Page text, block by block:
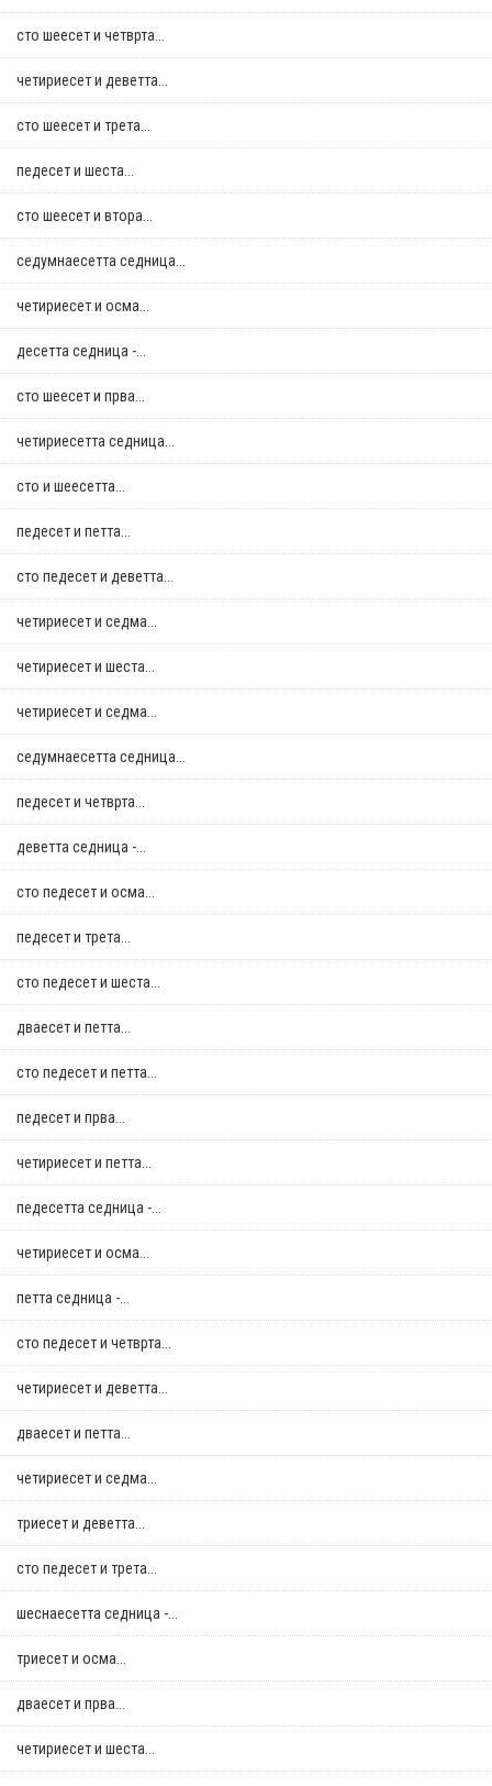
сто шеесет и четврта...
четириесет и деветта...
сто шеесет и трета...
педесет и шеста...
сто шеесет и втора...
седумнаесетта седница...
четириесет и осма...
десетта седница -...
сто шеесет и прва...
четириесетта седница...
сто и шеесетта...
педесет и петта...
сто педесет и деветта...
четириесет и седма...
четириесет и шеста...
четириесет и седма...
седумнаесетта седница...
педесет и четврта...
деветта седница -...
сто педесет и осма...
педесет и трета...
сто педесет и шеста...
дваесет и петта...
сто педесет и петта...
педесет и прва...
четириесет и петта...
педесетта седница -...
четириесет и осма...
петта седница -...
сто педесет и четврта...
четириесет и деветта...
дваесет и петта...
четириесет и седма...
триесет и деветта...
сто педесет и трета...
шеснаесетта седница -...
триесет и осма...
дваесет и прва...
четириесет и шеста...